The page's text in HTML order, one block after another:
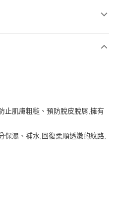
止肌膚粗糙、預防脫皮脫屑,擁有
保濕、補水,回復柔順透嫩的紋路,